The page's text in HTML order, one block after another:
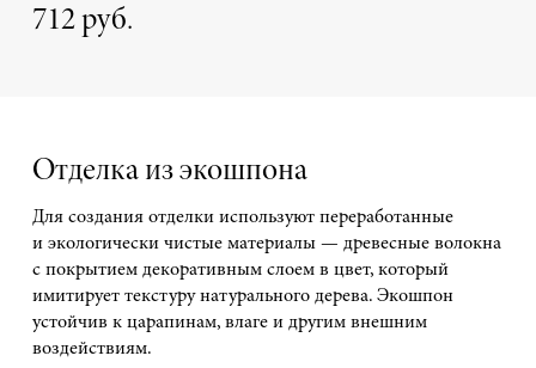
712 руб.
Отделка из экошпона
Для создания отделки используют переработанные
и экологически чистые материалы — древесные волокна
с покрытием декоративным слоем в цвет, который
имитирует текстуру натурального дерева. Экошпон
устойчив к царапинам, влаге и другим внешним
воздействиям.